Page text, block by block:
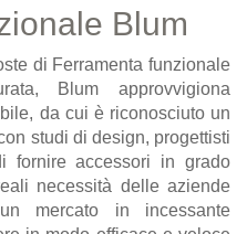
Blum
di Ferramenta funzionale
Blum approvvigiona
da cui è riconosciuto un
studi di design, progettisti
fornire accessori in grado
necessità delle aziende
mercato in incessante